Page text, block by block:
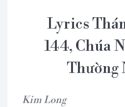
Lyrics
144, Chúa
Thường
Kim Long